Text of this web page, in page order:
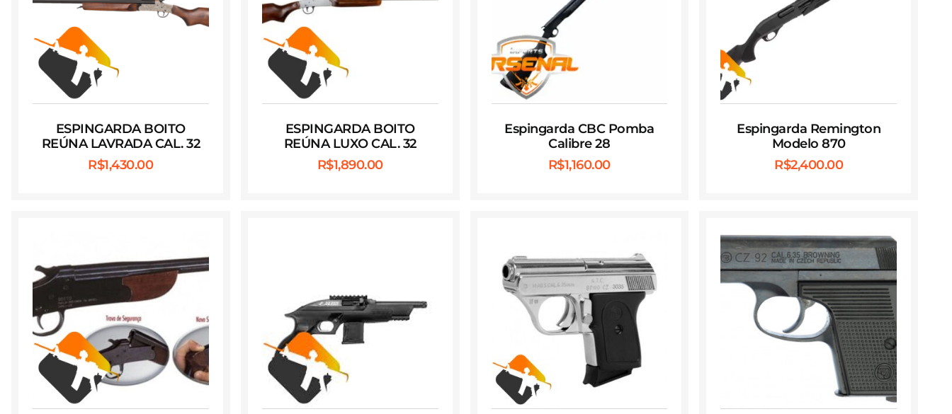
ESPINGARDA BOITO
REÚNA LAVRADA CAL. 32
R$1,430.00
ESPINGARDA BOITO
REÚNA LUXO CAL. 32
R$1,890.00
Espingarda CBC Pomba
Calibre 28
R$1,160.00
Espingarda Remington
Modelo 870
R$2,400.00